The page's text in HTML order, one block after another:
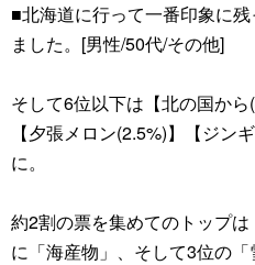
■北海道に行って一番印象に
ました。[男性/50代/その他]
そして6位以下は【北の国から
【夕張メロン(2.5%)】【ジン
に。
約2割の票を集めてのトップ
に「海産物」、そして3位の